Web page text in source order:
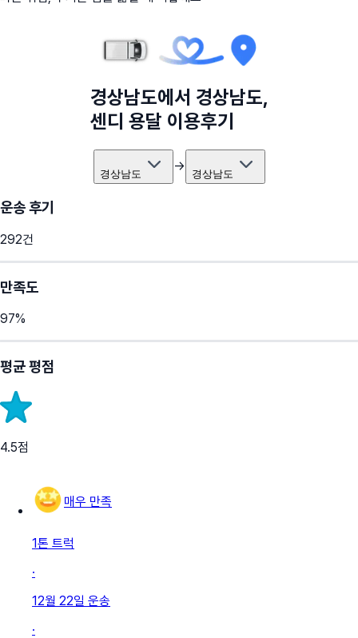
경상남도에서 경상남도,
센디 용달 이용후기
경상남도 → 경상남도
운송 후기
292건
만족도
97%
평균 평점
4.5점
매우 만족
1톤 트럭
·
12월 22일 운송
·